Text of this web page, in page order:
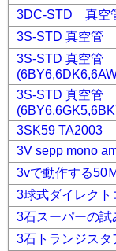
3DC-STD 真空
3S-STD 真空管
3S-STD 真空管
3S-STD 真空
3SK59 TA2003
3V sepp mono
3vで動作する50
3球式ダイレク
3石スーパーの試
3石トランジス